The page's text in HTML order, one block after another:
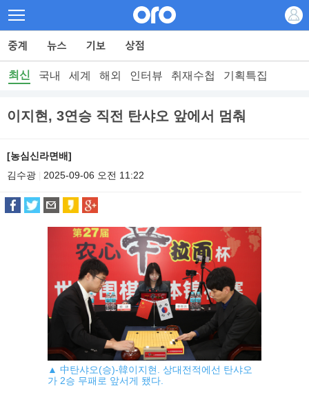
최신 국내 세계 해외 인터뷰 취재수첩 기획특집
이지현, 3연승 직전 탄샤오 앞에서 멈춰
[농심신라면배]
김수광
2025-09-06 오전 11:22
▲ 中탄샤오(승)-韓이지현. 상대전적에선 탄샤오
가 2승 무패로 앞서게 됐다.